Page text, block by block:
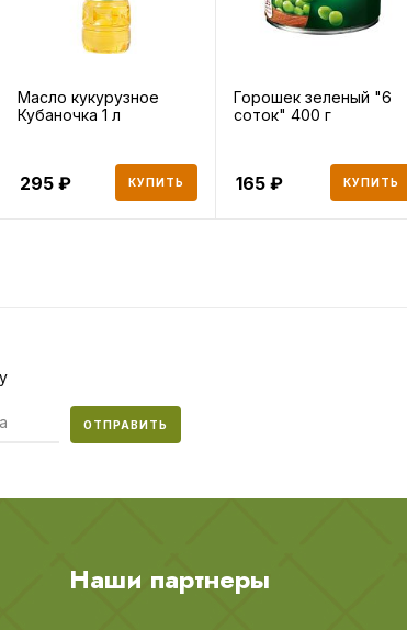
Масло кукурузное
Кубаночка 1 л
295 КУПИТЬ
Горошек зеленый "6
соток" 400 г
165 КУПИТЬ
ОТПРАВИТЬ
Наши партнеры